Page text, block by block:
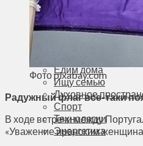
Приграничье
Деньги
Визиты
Едим дома
Ищу семью
Духовное
Спорт
Технологии
Энергетика
Фото pixabay.com
Радужный флаг все-таки
В ходе встречи между
«Уважение иранским